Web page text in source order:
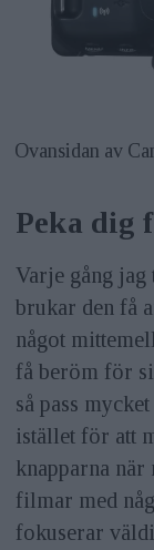
Ovansidan av
Peka dig
Varje gång jag
brukar den få
något
få beröm för
så pass
istället för att
knapparna när
filmar med
fokuserar